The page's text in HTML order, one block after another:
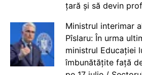
țară și să devin
Ministrul interimar
Pîslaru: În urma
ministrul Educației
îmbunătățite față